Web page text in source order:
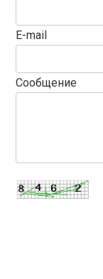
E-mail
Сообщение